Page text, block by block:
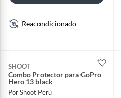
Reacondicionado
SHOOT
Combo Protector para GoPro
Hero 13 black
Por Shoot Perú